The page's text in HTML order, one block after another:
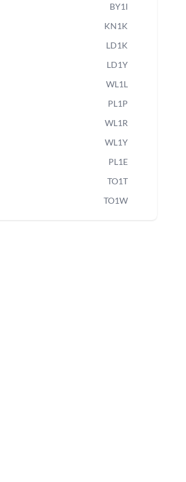
BY1I
KN1K
LD1K
LD1Y
WL1L
PL1P
WL1R
WL1Y
PL1E
TO1T
TO1W